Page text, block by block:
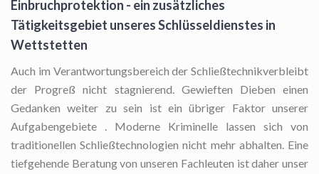
Einbruchprotektion - ein zusätzliches
Tätigkeitsgebiet unseres Schlüsseldienstes in
Wettstetten
Auch im Verantwortungsbereich der Schließtechnikverbleibt
der Progreß nicht stagnierend. Gewieften Dieben einen
Gedanken weiter zu sein ist ein übriger Faktor unserer
Aufgabengebiete . Moderne Kriminelle lassen sich von
traditionellen Schließtechnologien nicht mehr abhalten. Eine
tiefgehende Beratung von unseren Fachleuten ist daher unser